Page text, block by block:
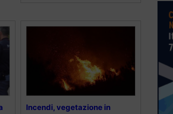
Incendi, vegetazione in